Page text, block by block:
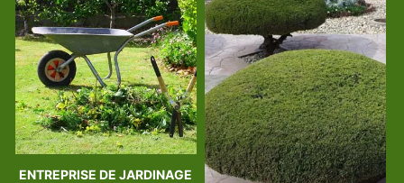
ENTREPRISE DE JARDINAGE